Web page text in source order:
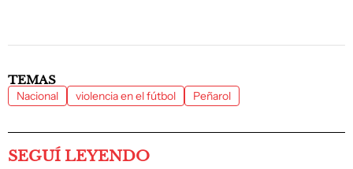
TEMAS
Nacional violencia en el fútbol Peñarol
SEGUÍ LEYENDO